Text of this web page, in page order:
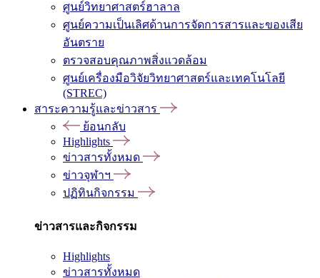
ศูนย์วิทยาศาสตร์ฮาลาล
ศูนย์ความเป็นเลิศด้านการจัดการสารและของเสีย
อันตราย
ตรวจสอบคุณภาพสิ่งแวดล้อม
ศูนย์เครื่องมือวิจัยวิทยาศาสตร์และเทคโนโลยี
(STREC)
สาระความรู้และข่าวสาร
ย้อนกลับ
Highlights
ข่าวสารทั้งหมด
ข่าวจุฬาฯ
ปฏิทินกิจกรรม
ข่าวสารและกิจกรรม
Highlights
ข่าวสารทั้งหมด